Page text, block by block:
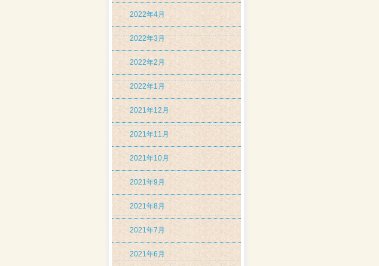
2022年4月
2022年3月
2022年2月
2022年1月
2021年12月
2021年11月
2021年10月
2021年9月
2021年8月
2021年7月
2021年6月